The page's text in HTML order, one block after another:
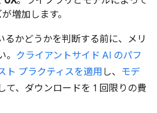
増加します。
るかどうかを判断する前に、メリ
クライアントサイド AI のパフ
ト プラクティスを適用 し、 モデ
て、ダウンロードを 1 回限りの費